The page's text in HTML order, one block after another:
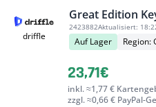
driffle
Great Edition
2423882Aktualisiert:
Auf Lager Region:
23,71€
inkl. ≈1,77 €
zzgl. ≈0,66 € PayPal-